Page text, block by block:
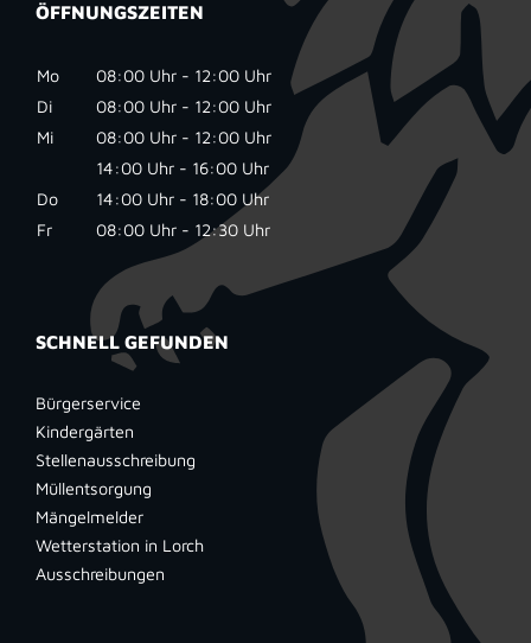
ÖFFNUNGSZEITEN
Mo
08:00 Uhr - 12:00 Uhr
Di
08:00 Uhr - 12:00 Uhr
Mi
08:00 Uhr - 12:00 Uhr
14:00 Uhr - 16:00 Uhr
Do
14:00 Uhr - 18:00 Uhr
Fr
08:00 Uhr - 12:30 Uhr
SCHNELL GEFUNDEN
Bürgerservice
Kindergärten
Stellenausschreibung
Müllentsorgung
Mängelmelder
Wetterstation in Lorch
Ausschreibungen